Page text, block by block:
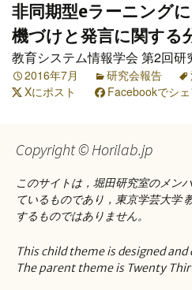
非同期型eラーニング
機づけと発言に関する
教育システム情報学会 第2回研
2016年7月 研究会報告
Xにポスト
Facebookでシ
Copyright © Horilab.jp
このサイトは，堀田研究室のメン
ているものであり，東京学芸大学
するものではありません。
This child theme is designed
The parent theme is Twenty